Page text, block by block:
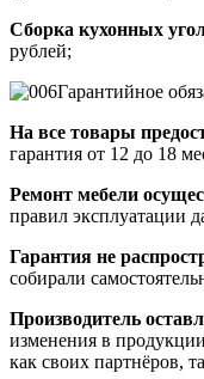
Сборка кухонных
рублей;
Гарантийное
На все товары
гарантия от 12 до 18
Ремонт мебели
правил эксплуатации
Гарантия не
собирали
Производитель
изменения в
как своих партнёров,